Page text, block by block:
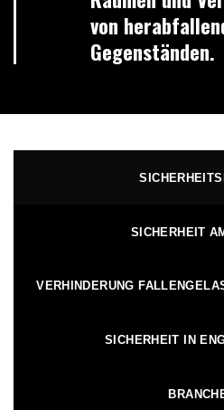
von
Gegenständen.
SICHERHEIT
VERHINDERUNG
SICHERHEIT IN